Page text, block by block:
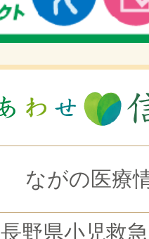
ながの医療
長野県小児救